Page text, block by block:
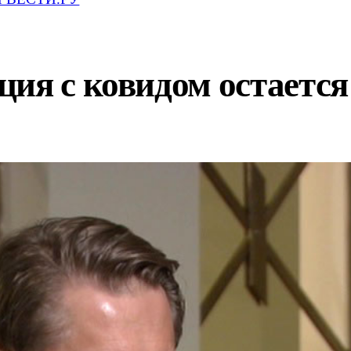
с ковидом